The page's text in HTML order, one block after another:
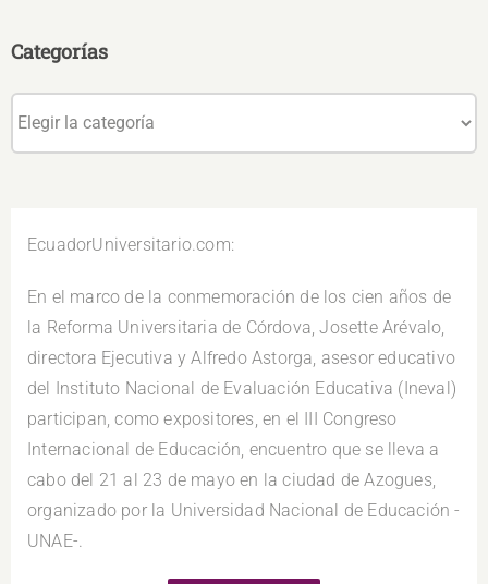
EcuadorUniversitario.com:
En el marco de la conmemoración de los cien años de
la Reforma Universitaria de Córdova, Josette Arévalo,
directora Ejecutiva y Alfredo Astorga, asesor educativo
del Instituto Nacional de Evaluación Educativa (Ineval)
participan, como expositores, en el III Congreso
Internacional de Educación, encuentro que se lleva a
cabo del 21 al 23 de mayo en la ciudad de Azogues,
organizado por la Universidad Nacional de Educación -
UNAE-.
Categorías